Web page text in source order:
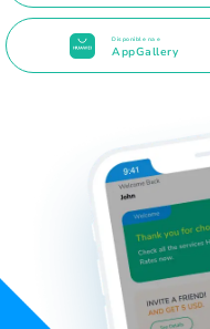
Disponible na e
AppGallery